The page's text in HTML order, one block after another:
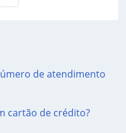
de atendimento
cartão de crédito?